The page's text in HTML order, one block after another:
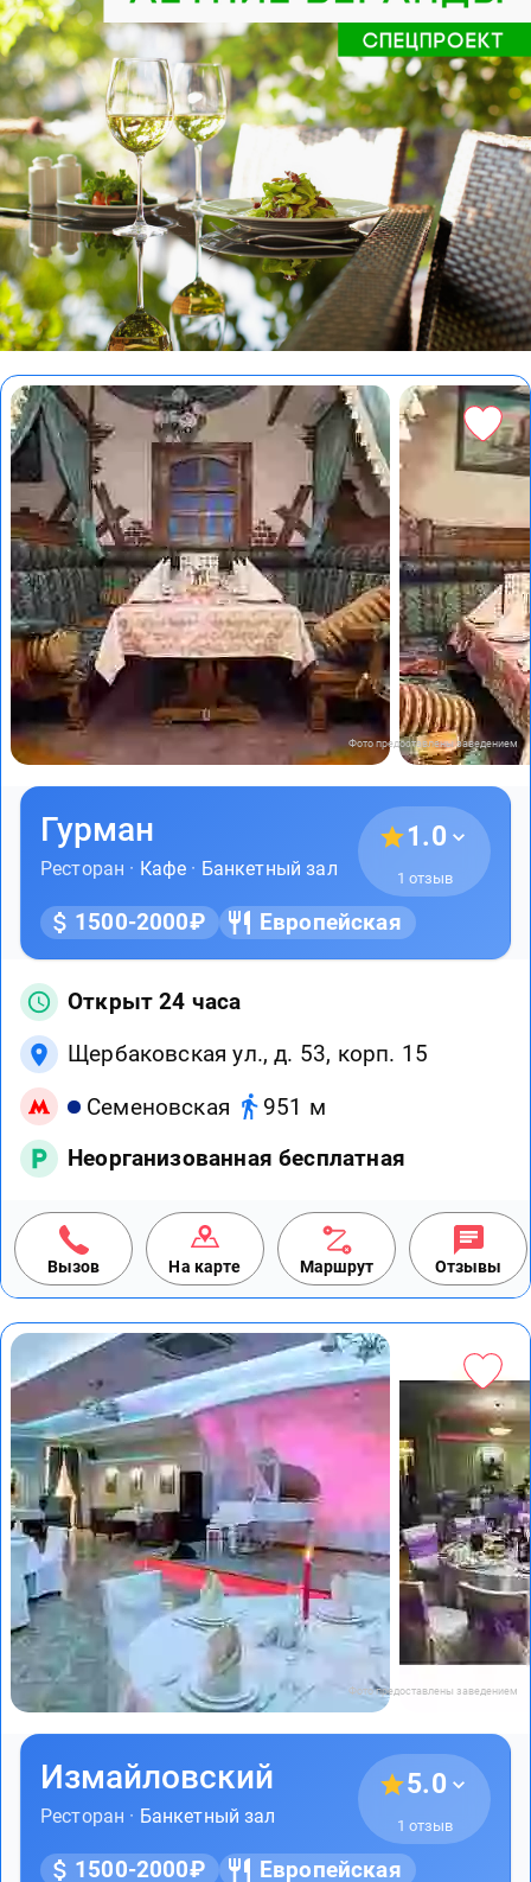
Фото предоставлены заведением
Гурман
Ресторан · Кафе · Банкетный зал
1.0
1 отзыв
1500-2000₽ Европейская
Открыт 24 часа
Щербаковская ул., д. 53, корп. 15
Семеновская
951 м
Неорганизованная бесплатная
Вызов На карте Маршрут Отзывы
Фото предоставлены заведением
Измайловский
Ресторан · Банкетный зал
5.0
1 отзыв
1500-2000₽ Европейская